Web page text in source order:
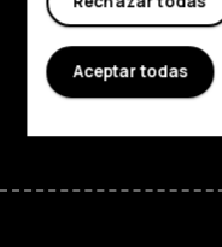
Soporte
FacebookInstagram
Tiktok
Aceptar todas